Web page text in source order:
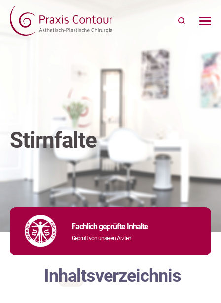
Stirnfalte
Fachlich geprüfte Inhalte
Geprüft von unseren Ärzten
Inhaltsverzeichnis